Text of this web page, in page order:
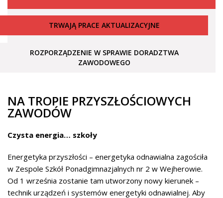
TRWAJĄ PRACE AKTUALIZACYJNE
ROZPORZĄDZENIE W SPRAWIE DORADZTWA
ZAWODOWEGO
NA TROPIE PRZYSZŁOŚCIOWYCH
ZAWODÓW
Czysta energia… szkoły
Energetyka przyszłości – energetyka odnawialna zagościła
w Zespole Szkół Ponadgimnazjalnych nr 2 w Wejherowie.
Od 1 września zostanie tam utworzony nowy kierunek –
technik urządzeń i systemów energetyki odnawialnej. Aby